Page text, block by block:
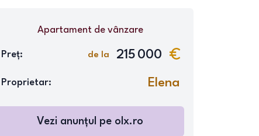
Apartamentde vânzare
Preț: de la 215 000
Proprietar: Elena
Vezi anunțul pe olx.ro